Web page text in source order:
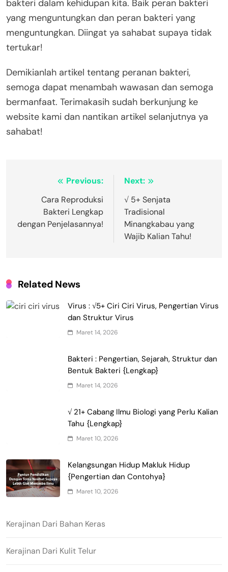
bakteri dalam kehidupan kita. Baik peran bakteri
yang menguntungkan dan peran bakteri yang
menguntungkan. Diingat ya sahabat supaya tidak
tertukar!
Demikianlah artikel tentang peranan bakteri,
semoga dapat menambah wawasan dan semoga
bermanfaat. Terimakasih sudah berkunjung ke
website kami dan nantikan artikel selanjutnya ya
sahabat!
Navigasi Previous:
Cara Reproduksi
Bakteri Lengkap
dengan Penjelasannya!
Next:
√ 5+ Senjata
Tradisional
Minangkabau yang
Wajib Kalian Tahu!
Related News
Virus : √5+ Ciri Ciri Virus, Pengertian Virus
dan Struktur Virus
Maret 14, 2026
Bakteri : Pengertian, Sejarah, Struktur dan
Bentuk Bakteri {Lengkap}
Maret 14, 2026
√ 21+ Cabang Ilmu Biologi yang Perlu Kalian
Tahu {Lengkap}
Maret 10, 2026
Kelangsungan Hidup Makluk Hidup
{Pengertian dan Contohya}
Maret 10, 2026
Kerajinan Dari Bahan Keras
Kerajinan Dari Kulit Telur